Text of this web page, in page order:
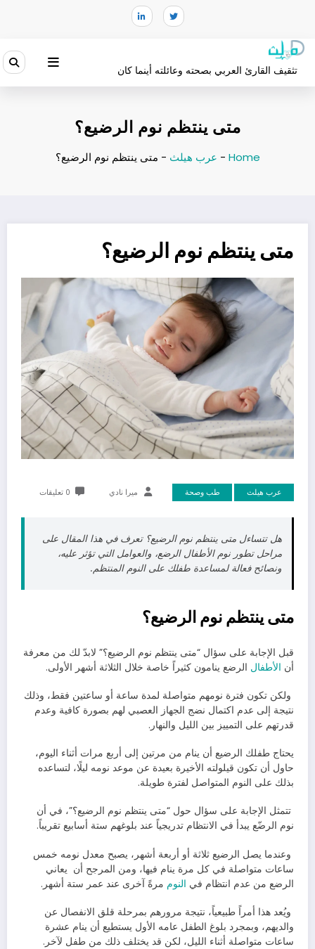
تثقيف القارئ العربي بصحته وعائلته أينما كان
متى ينتظم نوم الرضيع؟
Home
- عرب هيلث - متى ينتظم نوم الرضيع؟
متى ينتظم نوم الرضيع؟
عرب هيلث طب وصحة ميرا نادي 0 تعليقات
هل تتساءل متى ينتظم نوم الرضيع؟ تعرف في هذا المقال على
مراحل تطور نوم الأطفال الرضع، والعوامل التي تؤثر عليه،
ونصائح فعالة لمساعدة طفلك على النوم المنتظم.
متى ينتظم نوم الرضيع؟
قبل الإجابة على سؤال “متى ينتظم نوم الرضيع؟” لابدّ لك من معرفة
أن الأطفال الرضع ينامون كثيراً خاصة خلال الثلاثة أشهر الأولى.
ولكن تكون فترة نومهم متواصلة لمدة ساعة أو ساعتين فقط، وذلك
نتيجة إلى عدم اكتمال نضج الجهاز العصبي لهم بصورة كافية وعدم
قدرتهم على التمييز بين الليل والنهار.
يحتاج طفلك الرضيع أن ينام من مرتين إلى أربع مرات أثناء اليوم،
حاول أن تكون قيلولته الأخيرة بعيدة عن موعد نومه ليلًا، لتساعده
بذلك على النوم المتواصل لفترة طويلة.
تتمثل الإجابة على سؤال حول “متى ينتظم نوم الرضيع؟”، في أن
نوم الرضّع يبدأ في الانتظام تدريجياً عند بلوغهم ستة أسابيع تقريباً.
وعندما يصل الرضيع ثلاثة أو أربعة أشهر، يصبح معدل نومه خمس
ساعات متواصلة في كل مرة ينام فيها، ومن المرجح أن يعاني
الرضع من عدم انتظام في النوم مرةً آخرى عند عمر ستة أشهر.
ويُعد هذا أمراً طبيعياً، نتيجة مرورهم بمرحلة قلق الانفصال عن
والديهم، وبمجرد بلوغ الطفل عامه الأول يستطيع أن ينام عشرة
ساعات متواصلة أثناء الليل، لكن قد يختلف ذلك من طفل لآخر.